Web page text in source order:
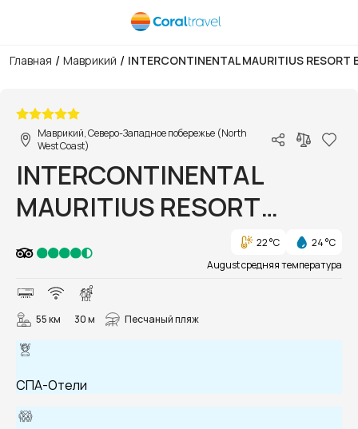
Главная / Маврикий / INTERCONTINENTAL MAURITIUS RESORT
Маврикий, Северо-Западное побережье (North
West Coast)
INTERCONTINENTAL
MAURITIUS RESORT
BALACLAVA
22 °C
24 °C
August средняя температура
55 км 30 м Песчаный пляж
СПА-Отели